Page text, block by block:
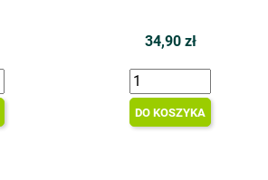
34,90 zł
DO KOSZYKA